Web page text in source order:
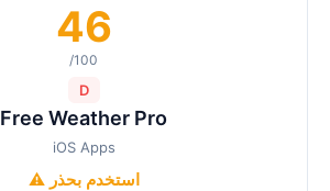
46
/100
D
Free Weather Pro
iOS Apps
⚠️ استخدم بحذر